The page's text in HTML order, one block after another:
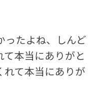
ったよね、しんど
本当にありがと
れて本当にありが